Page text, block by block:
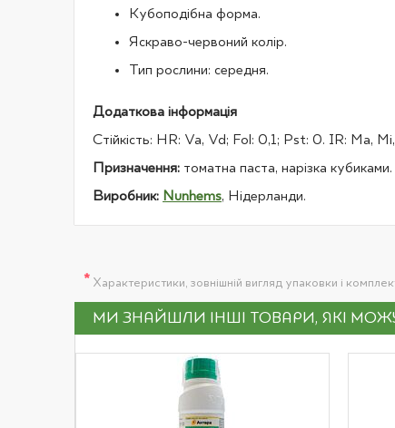
Кубоподібна форма.
Яскраво-червоний колір.
Тип рослини: середня.
Додаткова інформація
Стійкість: HR: Va, Vd; Fol: 0,1; Pst: 0. IR: Ma,
Призначення: томатна паста, нарізка
Виробник: Nunhems, Нідерланди.
* Характеристики, зовнішній вигляд упаковки і
МИ ЗНАЙШЛИ ІНШІ ТОВАРИ, ЯКІ